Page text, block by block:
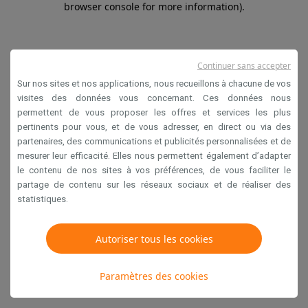
browser console for more information).
Sur nos sites et nos applications, nous recueillons à chacune de vos
visites des données vous concernant. Ces données nous
permettent de vous proposer les offres et services les plus
pertinents pour vous, et de vous adresser, en direct ou via des
partenaires, des communications et publicités personnalisées et de
mesurer leur efficacité. Elles nous permettent également d’adapter
le contenu de nos sites à vos préférences, de vous faciliter le
partage de contenu sur les réseaux sociaux et de réaliser des
statistiques.
Autoriser tous les cookies
Paramètres des cookies
Continuer sans accepter